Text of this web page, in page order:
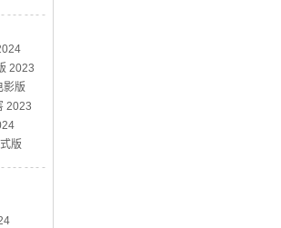
2023
影版
2023
版